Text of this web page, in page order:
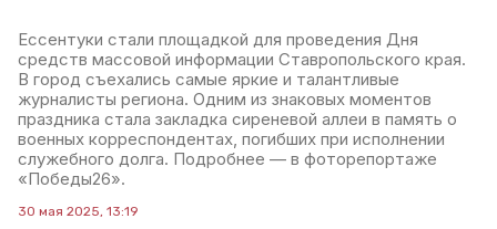
Ессентуки стали площадкой для проведения Дня
средств массовой информации Ставропольского края.
В город съехались самые яркие и талантливые
журналисты региона. Одним из знаковых моментов
праздника стала закладка сиреневой аллеи в память о
военных корреспондентах, погибших при исполнении
служебного долга. Подробнее — в фоторепортаже
«Победы26».
30 мая 2025, 13:19